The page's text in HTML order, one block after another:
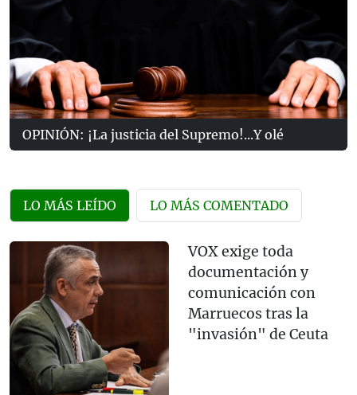
OPINIÓN: ¡La justicia del Supremo!...Y olé
LO MÁS LEÍDO LO MÁS COMENTADO
VOX exige toda
documentación y
comunicación con
Marruecos tras la
"invasión" de Ceuta